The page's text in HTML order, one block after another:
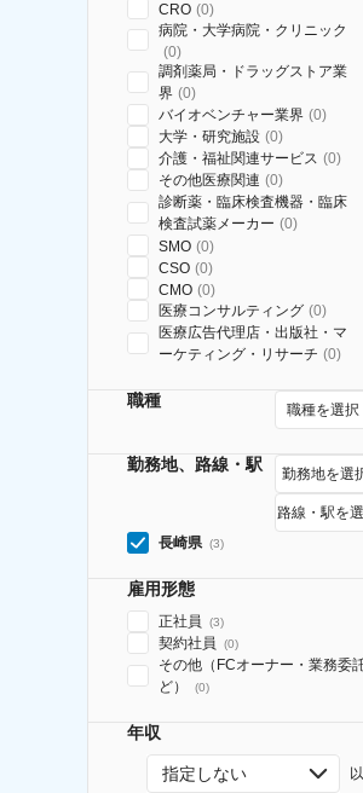
CRO (0)
病院・大学病院・クリニック
(0)
調剤薬局・ドラッグストア業
界 (0)
バイオベンチャー業界 (0)
大学・研究施設 (0)
介護・福祉関連サービス (0)
その他医療関連 (0)
診断薬・臨床検査機器・臨床
検査試薬メーカー (0)
SMO (0)
CSO (0)
CMO (0)
医療コンサルティング (0)
医療広告代理店・出版社・マ
ーケティング・リサーチ (0)
職種 職種を選択
勤務地、路線・駅 勤務地を選
路線・駅を
長崎県 (3)
雇用形態
正社員 (3)
契約社員 (0)
その他（FCオーナー・業務委
ど）
(0)
年収
指定しない